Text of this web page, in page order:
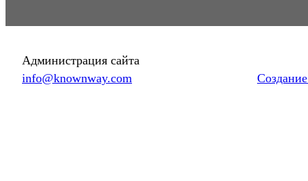
Администрация сайта
info@knownway.com